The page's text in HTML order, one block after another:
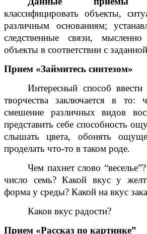
классифицировать объекты,
различным основаниям;
следственные связи, мысленно
объекты в соответствии с
Прием «Займитесь синтезом»
Интересный способ
творчества заключается в то:
смешение различных видов
представить себе способность
слышать цвета, обонять
проделать что-то в таком роде.
Чем пахнет слово
число семь? Какой вкус у
форма у среды? Какой на вкус
Каков вкус радости?
Прием «Рассказ по картинке”